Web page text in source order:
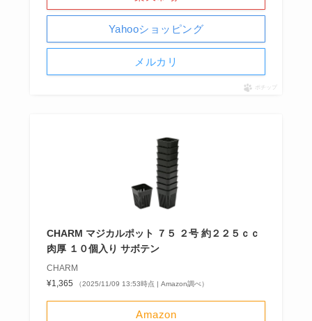
Yahooショッピング
メルカリ
ポチップ
CHARM マジカルポット ７５ ２号 約２２５ｃｃ
肉厚 １０個入り サボテン
CHARM
¥1,365
（2025/11/09 13:53時点 | Amazon調べ）
Amazon